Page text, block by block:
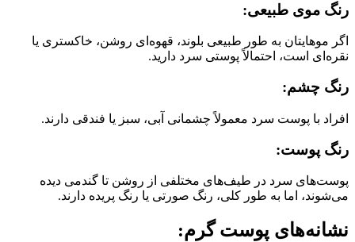
رنگ موی طبیعی:
اگر موهایتان به طور طبیعی بلوند، قهوه‌ای روشن، خاکستری یا
نقره‌ای است، احتمالاً پوستی سرد دارید.
رنگ چشم:
افراد با پوست سرد معمولاً چشمانی آبی، سبز یا فندقی دارند.
رنگ پوست:
پوست‌های سرد در طیف‌های مختلفی از روشن تا گندمی دیده
می‌شوند، اما به طور کلی، رنگ صورتی یا رنگ پریده دارند.
نشانه‌های پوست گرم: